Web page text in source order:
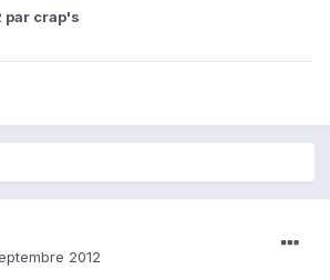
par crap's
2012